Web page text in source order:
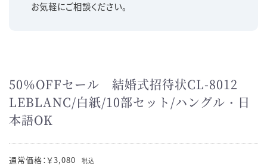
お気軽にご相談ください。
50％OFFセール 結婚式招待状CL-8012
LEBLANC/白紙/10部セット/ハングル・日
本語OK
通常価格：￥3,080 税込